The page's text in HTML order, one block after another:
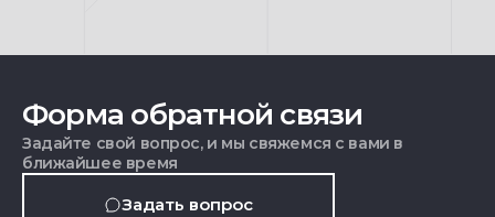
Форма обратной связи
Задайте свой вопрос, и мы свяжемся с вами в
ближайшее время
Задать вопрос